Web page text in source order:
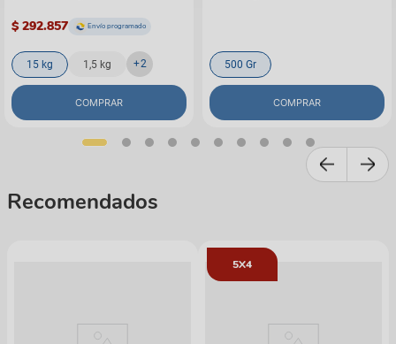
$ 292.857 Envío programado
15 kg 1,5 kg +2
COMPRAR
500 Gr
COMPRAR
Recomendados
5X4